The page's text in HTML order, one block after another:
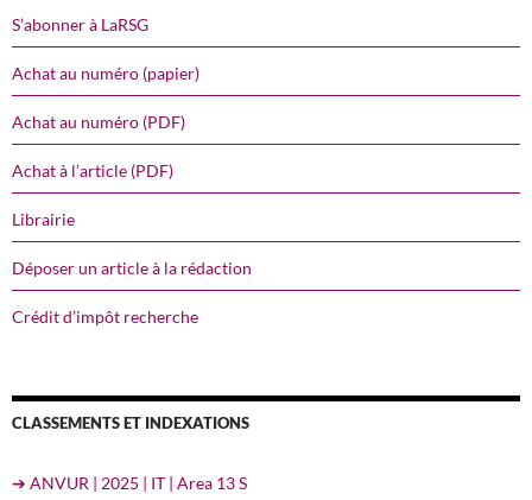
S’abonner à LaRSG
Achat au numéro (papier)
Achat au numéro (PDF)
Achat à l’article (PDF)
Librairie
Déposer un article à la rédaction
Crédit d’impôt recherche
CLASSEMENTS ET INDEXATIONS
➔ ANVUR | 2025 | IT | Area 13 S